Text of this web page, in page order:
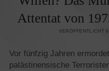
KONTAKT/
Attentat von
VERÖFFENTLICHT
Vor fünfzig Jahren
palästinensische